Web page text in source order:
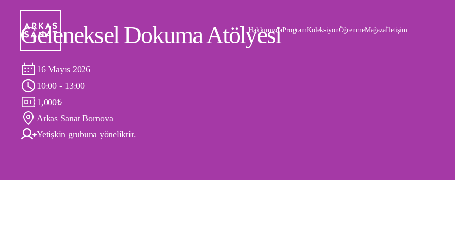
HakkımızdaProgramKoleksiyonÖğrenmeMağazaİletişim
Geleneksel Dokuma Atölyesi
16 Mayıs 2026
10:00 - 13:00
1,000₺
Arkas Sanat Bornova
Yetişkin grubuna yöneliktir.